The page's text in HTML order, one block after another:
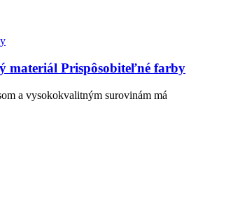
materiál Prispôsobiteľné farby
a vysokokvalitným surovinám má